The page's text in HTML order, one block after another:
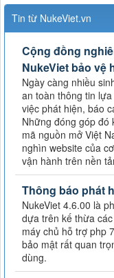
Tin từ NukeViet.vn
Cộng đồng
NukeViet bảo vệ
Ngày càng nhiều
an toàn thông tin
việc phát hiện, báo
Những đóng góp đó
mã nguồn mở Việt
nghìn website của
vận hành trên nền
Thông báo phát
NukeViet 4.6.00 là
dựa trên kế thừa
máy chủ hỗ trợ php
bảo mật rất quan
dùng.